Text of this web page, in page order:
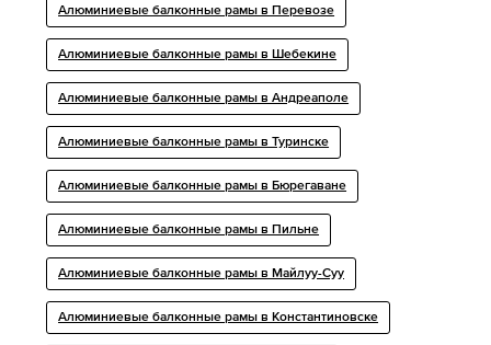
Алюминиевые балконные рамы в Перевозе
Алюминиевые балконные рамы в Шебекине
Алюминиевые балконные рамы в Андреаполе
Алюминиевые балконные рамы в Туринске
Алюминиевые балконные рамы в Бюрегаване
Алюминиевые балконные рамы в Пильне
Алюминиевые балконные рамы в Майлуу-Суу
Алюминиевые балконные рамы в Константиновске